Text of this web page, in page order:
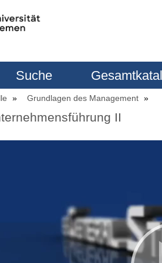
Suche
Grundlagen des Management
II